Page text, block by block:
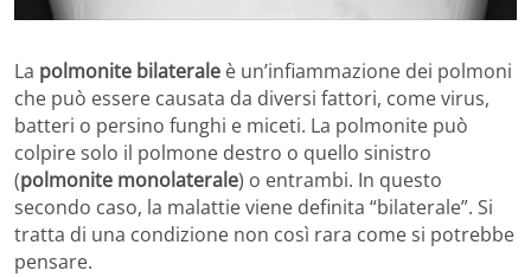
La polmonite bilaterale è un’infiammazione dei polmoni
che può essere causata da diversi fattori, come virus,
batteri o persino funghi e miceti. La polmonite può
colpire solo il polmone destro o quello sinistro
(polmonite monolaterale) o entrambi. In questo
secondo caso, la malattie viene definita “bilaterale”. Si
tratta di una condizione non così rara come si potrebbe
pensare.